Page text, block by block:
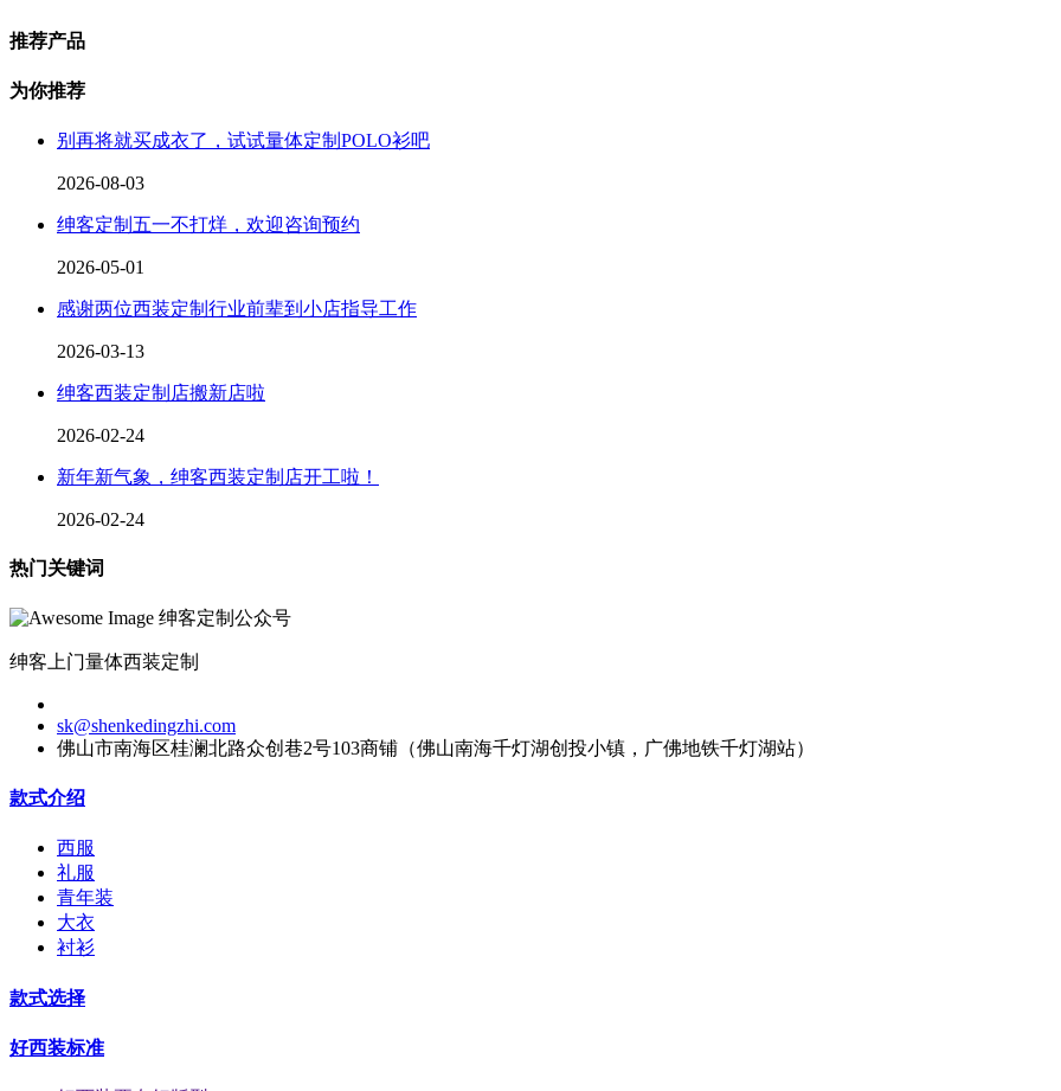
推荐产品
为你推荐
别再将就买成衣了，试试量体定制POLO衫吧
2026-08-03
绅客定制五一不打烊，欢迎咨询预约
2026-05-01
感谢两位西装定制行业前辈到小店指导工作
2026-03-13
绅客西装定制店搬新店啦
2026-02-24
新年新气象，绅客西装定制店开工啦！
2026-02-24
热门关键词
绅客定制公众号
绅客上门量体西装定制
sk@shenkedingzhi.com
佛山市南海区桂澜北路众创巷2号103商铺（佛山南海千灯湖创投小镇，广佛地铁千灯湖站）
款式介绍
西服
礼服
青年装
大衣
衬衫
款式选择
好西装标准